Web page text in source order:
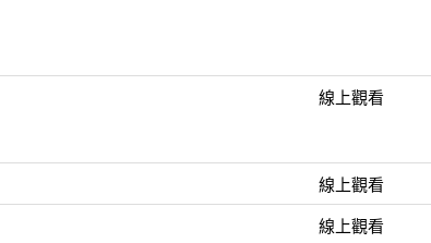
線上觀看
線上觀看
線上觀看